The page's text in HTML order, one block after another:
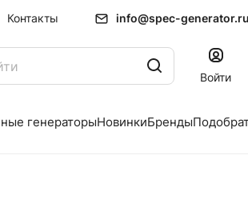
Контакты info@spec-generator.ru
Войти
генераторыНовинкиБренды